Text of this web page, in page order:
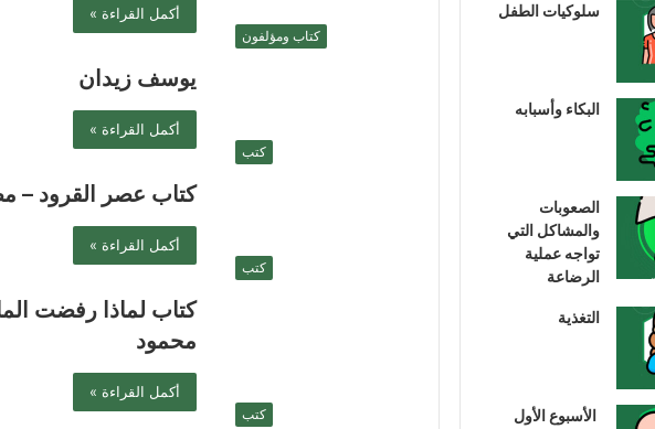
أكمل القراءة »
كتاب ومؤلفون
يوسف زيدان
أكمل القراءة »
كتب
كتاب عصر القرود
أكمل القراءة »
كتب
كتاب لماذا رفضت
محمود
أكمل القراءة »
كتب
سلوكيات الطفل
البكاء وأسبابه
الصعوبات
والمشاكل التي
تواجه عملية
الرضاعة
التغذية
الأسبوع الأول